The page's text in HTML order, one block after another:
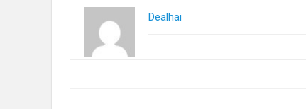
Dealhai